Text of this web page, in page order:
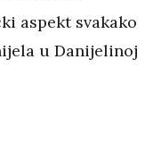
aspekt svakako
u Danijelinoj